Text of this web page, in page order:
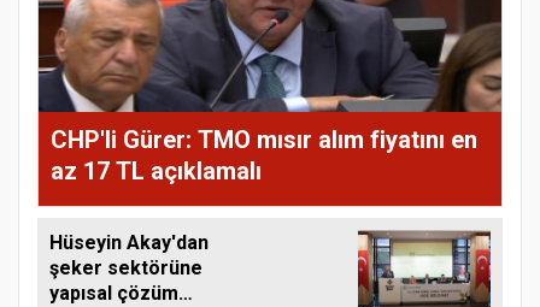
CHP'li Gürer: TMO mısır alım fiyatını en
az 17 TL açıklamalı
Hüseyin Akay'dan
şeker sektörüne
yapısal çözüm